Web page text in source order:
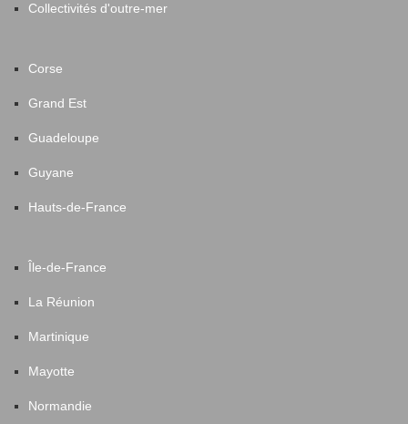
Collectivités d'outre-mer
Corse
Grand Est
Guadeloupe
Guyane
Hauts-de-France
Île-de-France
La Réunion
Martinique
Mayotte
Normandie